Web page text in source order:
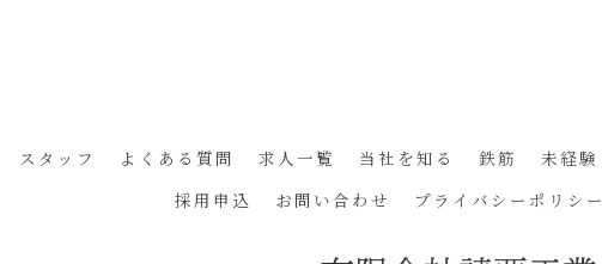
スタッフ よくある質問 求人一覧 当社を知る 鉄筋 未経験
採用申込
お問い合わせ プライバシーポリシー